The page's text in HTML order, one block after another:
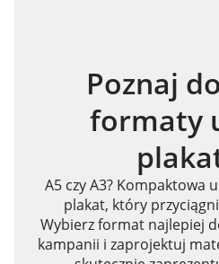
Poznaj
formaty
A5 czy A3? Kompaktowa
plakat, który
Wybierz format najlepiej
kampanii i zaprojektuj